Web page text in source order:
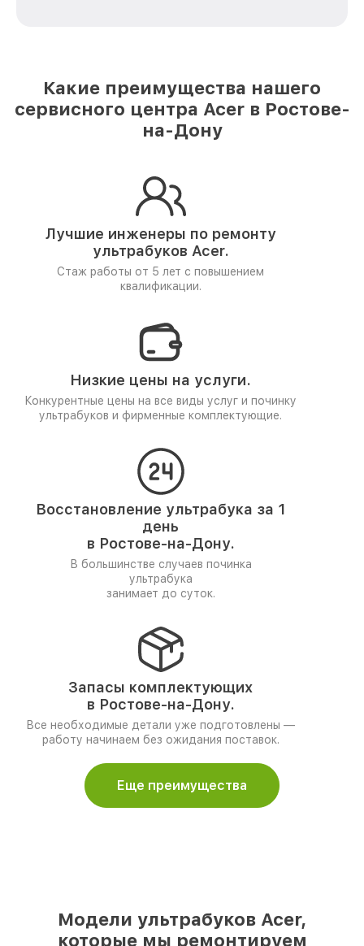
Какие преимущества нашего
сервисного центра Acer в Ростове-
на-Дону
Лучшие инженеры по ремонту
ультрабуков Acer.
Стаж работы от 5 лет с повышением
квалификации.
Низкие цены на услуги.
Конкурентные цены на все виды услуг и починку
ультрабуков и фирменные комплектующие.
Восстановление ультрабука за 1
день
в Ростове-на-Дону.
В большинстве случаев починка
ультрабука
занимает до суток.
Запасы комплектующих
в Ростове-на-Дону.
Все необходимые детали уже подготовлены —
работу начинаем без ожидания поставок.
Еще преимущества
Модели ультрабуков Acer,
которые мы ремонтируем